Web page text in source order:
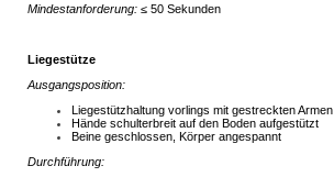
Mindestanforderung:≤ 50 Sekunden
Liegestütze
Ausgangsposition:
Liegestützhaltung vorlings mit gestreckten Armen
Hände schulterbreit auf den Boden aufgestützt
Beine geschlossen, Körper angespannt
Durchführung: